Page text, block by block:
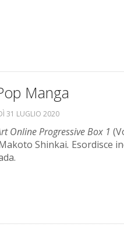
Manga
31 LUGLIO 2020
Online Progressive Box 1
Shinkai. Esordisce